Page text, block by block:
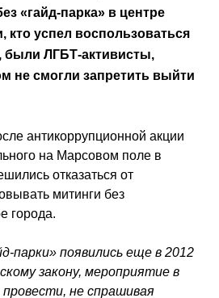
«гайд-парка» в центре
кто успел воспользоваться
были ЛГБТ-активисты,
не смогли запретить выйти
антикоррупционной акции
на Марсовом поле в
отказаться от
митинги без
города.
парки» появились еще в 2012
закону, мероприятие в
не спрашивая